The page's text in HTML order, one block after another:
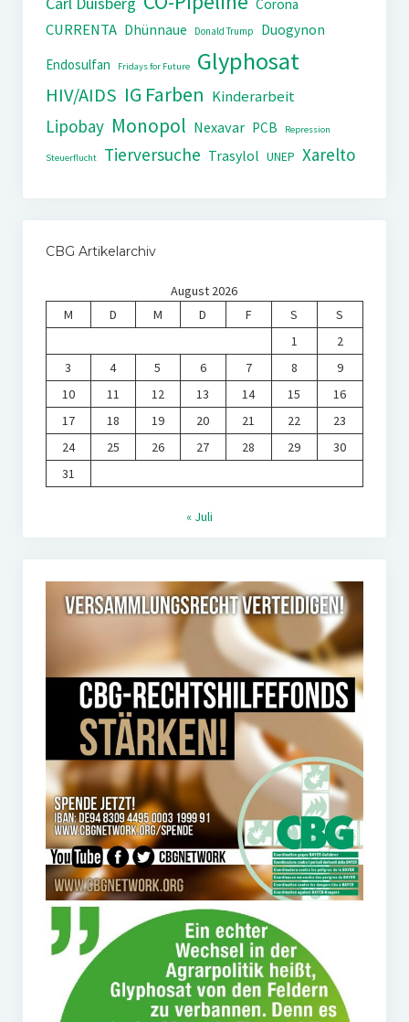
Corona
CURRENTA Dhünnaue Donald Trump
Duogynon
Endosulfan
Fridays for Future Glyphosat
HIV/AIDS IG Farben Kinderarbeit
Lipobay Monopol Nexavar PCB Repression
Steuerflucht Tierversuche Trasylol UNEP Xarelto
CBG Artikelarchiv
August 2026
M
D M D F S
S
1
2
3
4 5 6 7 8
9
10
11 12 13 14 15
16
17
18 19 20 21 22
23
24
25 26 27 28 29
30
31
« Juli